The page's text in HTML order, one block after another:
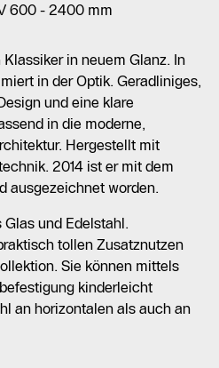
600 - 2400 mm
in neuem Glanz. In
in der Optik. Geradliniges,
und eine klare
in die moderne,
Hergestellt mit
2014 ist er mit dem
ausgezeichnet worden.
und Edelstahl.
tollen Zusatznutzen
Sie können mittels
kinderleicht
an horizontalen als auch an